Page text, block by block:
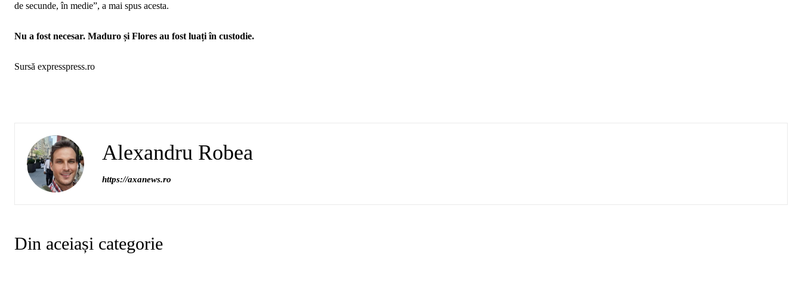
de secunde, în medie”, a mai spus acesta.
Nu a fost necesar. Maduro și Flores au fost luați în custodie.
Sursă expresspress.ro
Alexandru Robea
https://axanews.ro
Din aceiași categorie